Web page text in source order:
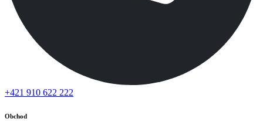
+421 910 622 222
Obchod